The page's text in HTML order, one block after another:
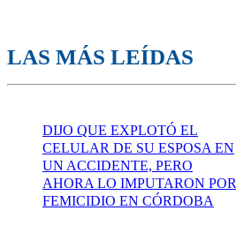
LAS MÁS LEÍDAS
DIJO QUE EXPLOTÓ EL
CELULAR DE SU ESPOSA EN
UN ACCIDENTE, PERO
AHORA LO IMPUTARON POR
FEMICIDIO EN CÓRDOBA